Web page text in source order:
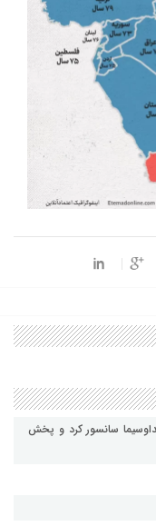
سانسور کرد و پخش